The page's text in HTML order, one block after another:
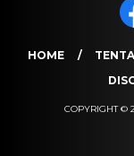
HOME
COPYRIGHT ©